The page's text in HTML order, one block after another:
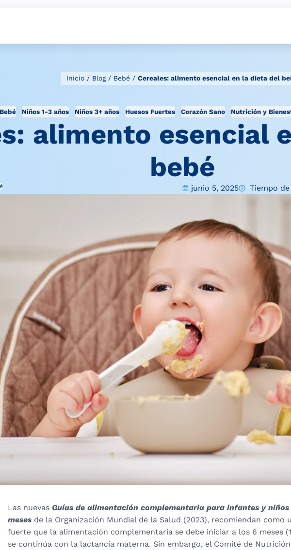
Inicio / Blog/ Bebé / Cereales: alimento esencial en la dieta del
Bebé Niños 1-3 años Niños 3+ años Huesos Fuertes Corazón Sano Nutrición y
alimento esencial
bebé
junio 5, 2025 Tiempo
Las nuevas Guías de alimentación complementaria para infantes y niños
meses de la Organización Mundial de la Salud (2023), recomiendan como
fuerte que la alimentación complementaria se debe iniciar a los 6 meses
se continúa con la lactancia materna. Sin embargo, el Comité de